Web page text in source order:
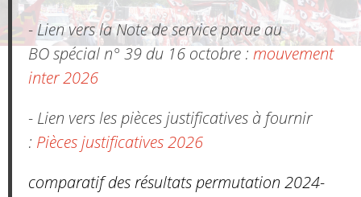
- Lien vers la Note de service parue au
BO spécial n° 39 du 16 octobre : mouvement
inter 2026
- Lien vers les pièces justificatives à fournir
: Pièces justificatives 2026
comparatif des résultats permutation 2024-